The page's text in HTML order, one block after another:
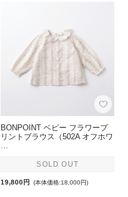
BONPOINT ベビー フラワープ
リントブラウス（502A オフホワ
SOLD OUT
19,800円 (本体価格:18,000円)